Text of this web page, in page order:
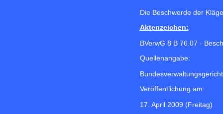
Die Beschwerde der
Aktenzeichen:
BVerwG 8 B 76.07 -
Quellenangabe:
Bundesverwaltungsgericht
Veröffentlichung am:
17. April 2009 (Freitag)